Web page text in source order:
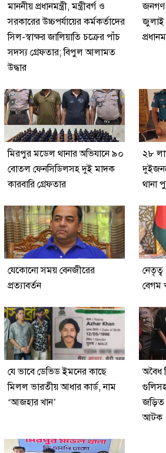
মাননীয় প্রধানমন্ত্রী, মন্ত্রীবর্গ ও
সরকারের উচ্চপর্যায়ের কর্মকর্তাদের
সিল-স্বাক্ষর জালিয়াতি চক্রের পাঁচ
সদস্য গ্রেফতার; বিপুল আলামত
উদ্ধার
জনগণ
জুলাই
মিরপুর মডেল থানার অভিযানে ৯০
বোতল ফেনসিডিলসহ দুই মাদক
কারবারি গ্রেফতার
২৮
থানা
যেকোনো সময় বেনজীরের
প্রত্যাবর্তন
নেতৃত্ব
বেগম
যে ভাবে ডেভিড ইমনের কাছে
মিলল ভারতীয় আধার কার্ড, নাম
‘আজহার খান’
অবৈধ
জড়িত
আটক